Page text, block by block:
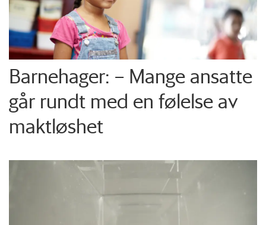
Barnehager: – Mange ansatte
går rundt med en følelse av
maktløshet